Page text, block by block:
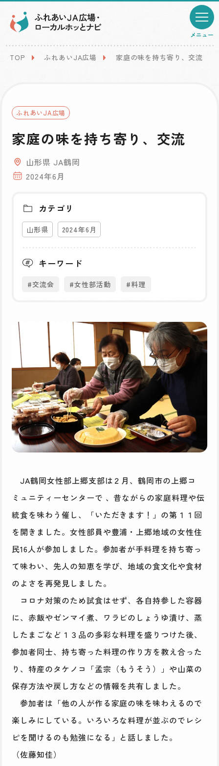
メニュー
TOP ふれあいJA広場 家庭の味を持ち寄り、交流
ふれあいJA広場
家庭の味を持ち寄り、交流
山形県 JA鶴岡
2024年6月
カテゴリ
山形県 2024年6月
キーワード
#交流会 #女性部活動 #料理
JA鶴岡女性部上郷支部は２月、鶴岡市の上郷コ
ミュニティーセンターで 、昔ながらの家庭料理や伝
統食を味わう催し、「いただきます！」の第１１回
を開きました。女性部員や豊浦・上郷地域の女性住
民16人が参加しました。参加者が手料理を持ち寄っ
て味わい、先人の知恵を学び、地域の食文化や食材
のよさを再発見しました。
コロナ対策のため試食はせず、各自持参した容器
に、赤飯やゼンマイ煮、ワラビのしょうゆ漬け、蒸
したまごなど１３品の多彩な料理を盛りつけた後、
参加者同士、持ち寄った料理の作り方を教え合った
り、特産のタケノコ「孟宗（もうそう）」や山菜の
保存方法や戻し方などの情報を共有しました。
参加者は「他の人が作る家庭の味を味わえるので
楽しみにしている。いろいろな料理が並ぶのでレシ
ピを聞けるのも勉強になる」と話しました。
（佐藤知佳）